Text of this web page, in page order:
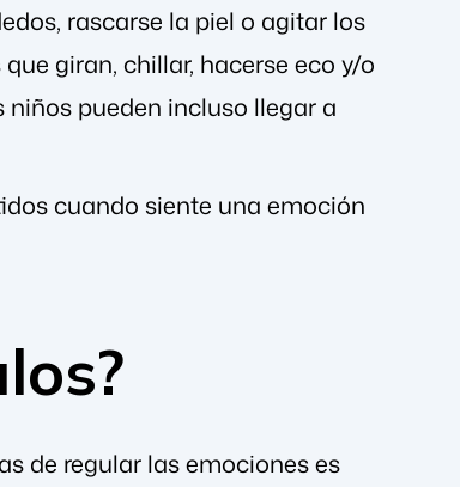
rascarse la piel o agitar los
giran, chillar, hacerse eco y/o
pueden incluso llegar a
cuando siente una emoción
de regular las emociones es